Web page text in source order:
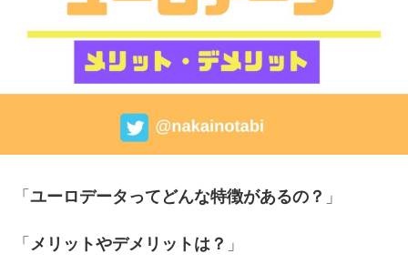
「ユーロデータってどんな特徴があるの？ 」
「メリットやデメリットは？ 」